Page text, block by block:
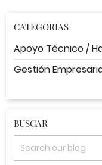
CATEGORIAS
Apoyo Técnico /
Gestión
BUSCAR